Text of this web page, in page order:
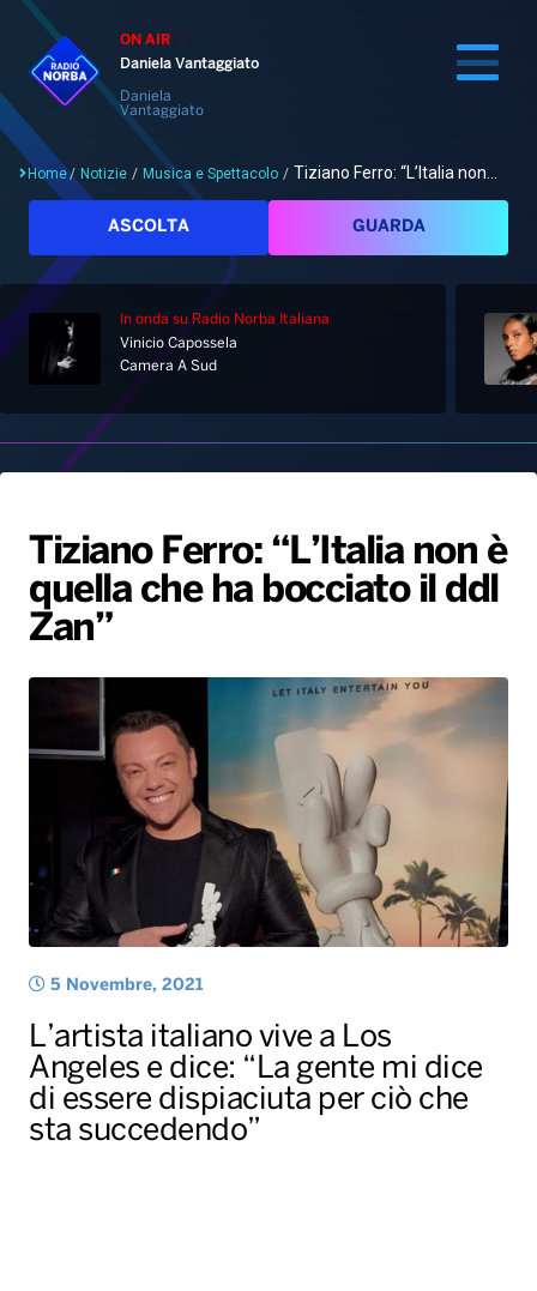
ON AIR
Daniela Vantaggiato
Daniela
Vantaggiato
Cerca
Home
Palinsesto
Hit Dance
Giochi&Concorsi
PALATOUR
Notizie
Locali
Musica e Spettacolo
Radio Norba Consiglia
Leggerissime
Playlist
Generale
Notiziario
Speciale Astrabilia 2026
Gallery
Radio Norba News TV
Voce al Bari
Battiti Live 2026
Gallery
Home/ Notizie / Musica e Spettacolo / Tiziano Ferro: “L’Italia non...
ASCOLTA GUARDA
In onda su Radio Norba Italiana
Vinicio Capossela
Camera A Sud
Tiziano Ferro: “L’Italia non è
quella che ha bocciato il ddl
Zan”
5 Novembre, 2021
L’artista italiano vive a Los
Angeles e dice: “La gente mi dice
di essere dispiaciuta per ciò che
sta succedendo”